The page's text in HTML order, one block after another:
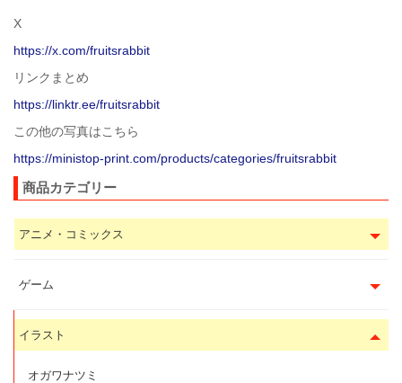
X
https://x.com/fruitsrabbit
リンクまとめ
https://linktr.ee/fruitsrabbit
この他の写真はこちら
https://ministop-print.com/products/categories/fruitsrabbit
商品カテゴリー
アニメ・コミックス
ゲーム
イラスト
オガワナツミ